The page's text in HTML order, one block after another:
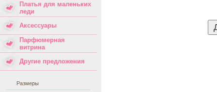
Платья для маленьких
леди
Аксессуары
Парфюмерная
витрина
Другие предложения
Размеры